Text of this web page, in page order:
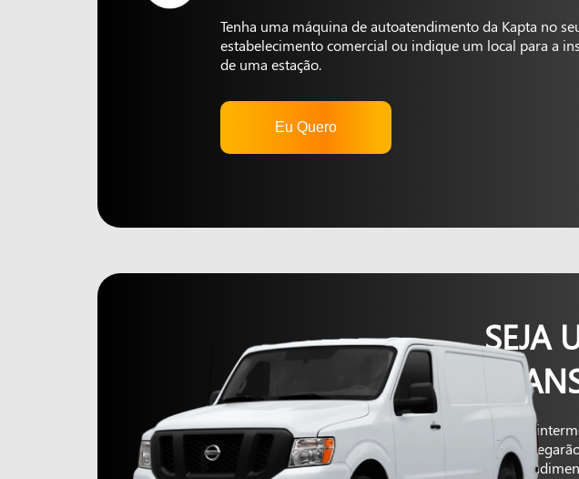
Tenha uma máquina de autoatendimento da Kapta no
estabelecimento comercial ou indique um local para a
de uma estação.
Eu Quero
SEJA
A Kapta
que